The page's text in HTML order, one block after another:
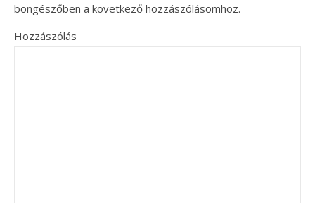
böngészőben a következő hozzászólásomhoz.
Hozzászólás